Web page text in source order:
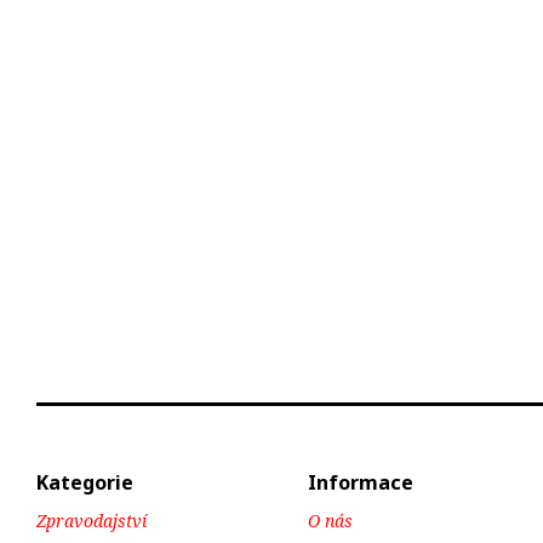
Kategorie
Zpravodajství
Informace
O nás